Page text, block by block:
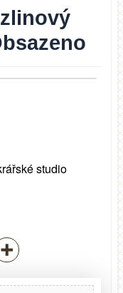
studio